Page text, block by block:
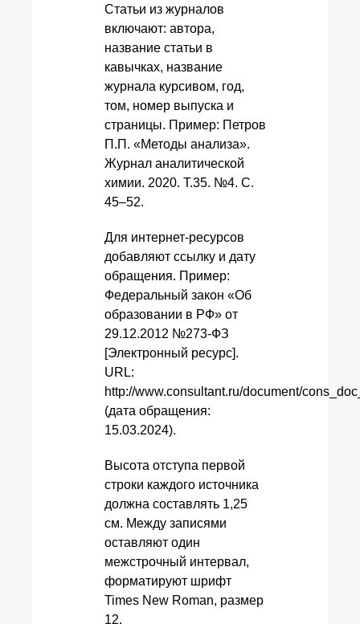
Статьи из журналов
включают: автора,
название статьи в
кавычках, название
журнала курсивом, год,
том, номер выпуска и
страницы. Пример: Петров
П.П. «Методы анализа».
Журнал аналитической
химии. 2020. Т.35. №4. С.
45–52.
Для интернет-ресурсов
добавляют ссылку и дату
обращения. Пример:
Федеральный закон «Об
образовании в РФ» от
29.12.2012 №273-ФЗ
[Электронный ресурс].
URL:
http://www.consultant.ru/document/
(дата обращения:
15.03.2024).
Высота отступа первой
строки каждого источника
должна составлять 1,25
см. Между записями
оставляют один
межстрочный интервал,
форматируют шрифт
Times New Roman, размер
12.